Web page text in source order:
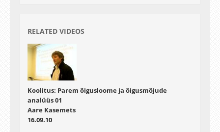
RELATED VIDEOS
Koolitus: Parem õigusloome ja õigusmõjude
analüüs 01
Aare Kasemets
16.09.10